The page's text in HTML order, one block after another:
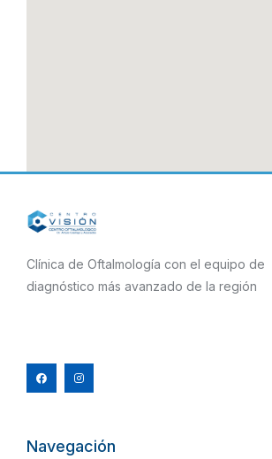
Clínica de Oftalmología con el equipo de
diagnóstico más avanzado de la región
c
e
b
o
s
t
a
g
Navegación